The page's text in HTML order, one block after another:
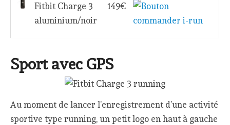
Fitbit Charge 3
aluminium/noir
149€
Sport avec GPS
Au moment de lancer l’enregistrement d’une activité
sportive type running, un petit logo en haut à gauche